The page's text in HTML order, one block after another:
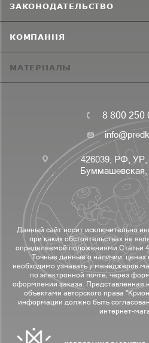
ЗАКОНОДАТЕЛЬСТВО
КОМПАНИЯ
МАТЕРИАЛЫ
8 800 250
426039, РФ, УР,
Буммашевская,
Данный сайт носит исключительно
при каких обстоятельствах не
определяемой положениями Статьи
Точные данные о наличии, ценах
необходимо узнавать у менеджеров
по электронной почте, через
оформлении заказа. Представленная
объектами авторского права
информации должно быть
интернет-